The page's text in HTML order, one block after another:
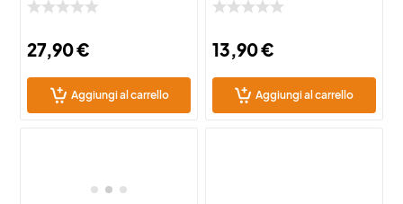
27,90€
Aggiungi al carrello
13,90€
Aggiungi al carrello